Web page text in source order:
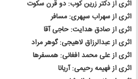
اثری از دکتر زرین کوب: دو قرن سکوت
اثری از سهراب سپهری: مسافر
اثری از صادق هدایت: حاجی آقا
اثری از عبدالرزاق لاهیجی: گوهر مراد
اثری از علی محمد افغانی: همسفرها
اثری از فهیمه رحیمی: آریانا